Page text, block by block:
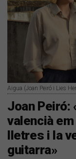
Aigua (Joan Peiró i Lies
Joan Peiró:
valencià
lletres i la
guitarra»